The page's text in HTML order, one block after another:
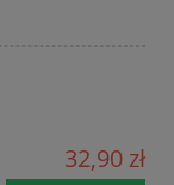
32,90 zł